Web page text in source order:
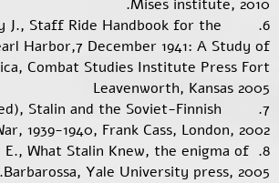
Mises institute, 2010.
J., Staff Ride Handbook for the
Harbor,7 December 1941: A Study of
Combat Studies Institute Press Fort
Leavenworth, Kansas 2005
Stalin and the Soviet-Finnish
1939-1940, Frank Cass, London, 2002.
E., What Stalin Knew, the enigma of
Barbarossa, Yale University press, 2005.